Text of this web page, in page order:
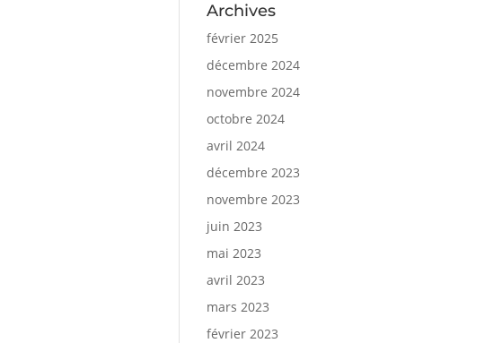
Archives
février 2025
décembre 2024
novembre 2024
octobre 2024
avril 2024
décembre 2023
novembre 2023
juin 2023
mai 2023
avril 2023
mars 2023
février 2023